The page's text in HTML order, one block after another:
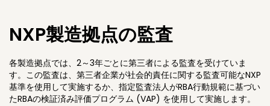
NXP製造拠点の監査
各製造拠点では、2～3年ごとに第三者による監査を受けていま
す。この監査は、第三者企業が社会的責任に関する監査可能なNXP
基準を使用して実施するか、指定監査法人がRBA行動規範に基づい
たRBAの検証済み評価プログラム (VAP) を使用して実施します。